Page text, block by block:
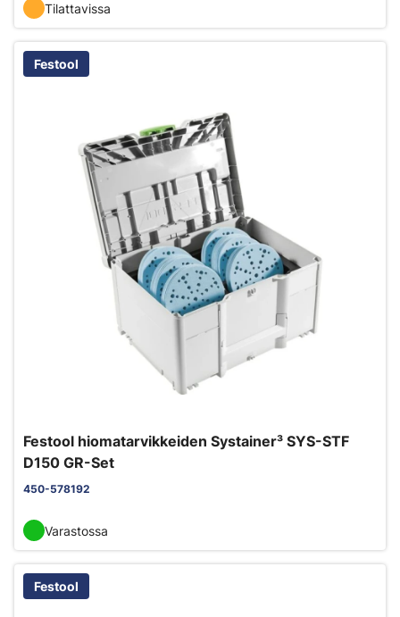
Tilattavissa
Festool
Festool hiomatarvikkeiden Systainer³ SYS-STF
D150 GR-Set
450-578192
Varastossa
Festool